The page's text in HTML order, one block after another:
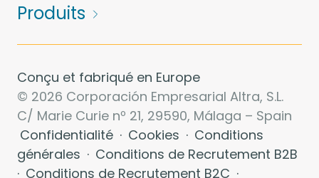
Produits
Conçu et fabriqué en Europe
© 2026 Corporación Empresarial Altra, S.L.
C/ Marie Curie nº 21, 29590, Málaga – Spain
Confidentialité · Cookies · Conditions
générales · Conditions de Recrutement B2B
· Conditions de Recrutement B2C ·